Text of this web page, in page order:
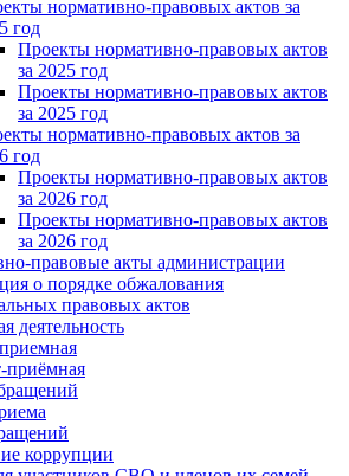
нормативно-правовых актов за
год
Проекты нормативно-правовых актов
за 2025 год
Проекты нормативно-правовых актов
за 2025 год
нормативно-правовых актов за
год
Проекты нормативно-правовых актов
за 2026 год
Проекты нормативно-правовых актов
за 2026 год
правовые акты администрации
о порядке обжалования
правовых актов
деятельность
приёмная
коррупции